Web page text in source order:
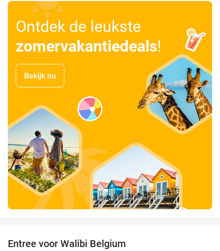
Ontdek de leukste
zomervakantiedeals!
Bekijk nu
Entree voor Walibi Belgium